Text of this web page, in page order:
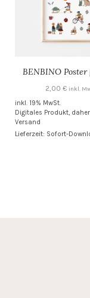
BENBINO
2,00 € inkl.
inkl. 19% MwSt.
Digitales Produkt, daher
Versand
Lieferzeit: Sofort-